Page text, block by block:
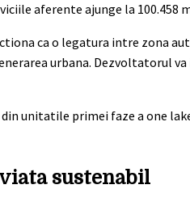
aferente ajunge la 100.458
ca o legatura intre zona
urbana. Dezvoltatorul va
sustenabil